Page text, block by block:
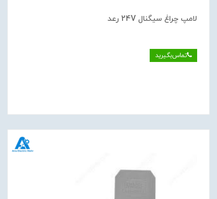
لامپ چراغ سيگنال 24V رعد
تماس‌بگیرید